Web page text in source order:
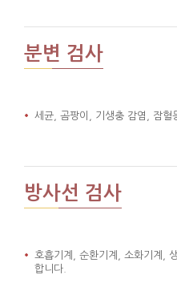
분변 검사
세균, 곰팡이, 기생충 감염, 잠혈
방사선 검사
호흡기계, 순환기계, 소화기계,
합니다.